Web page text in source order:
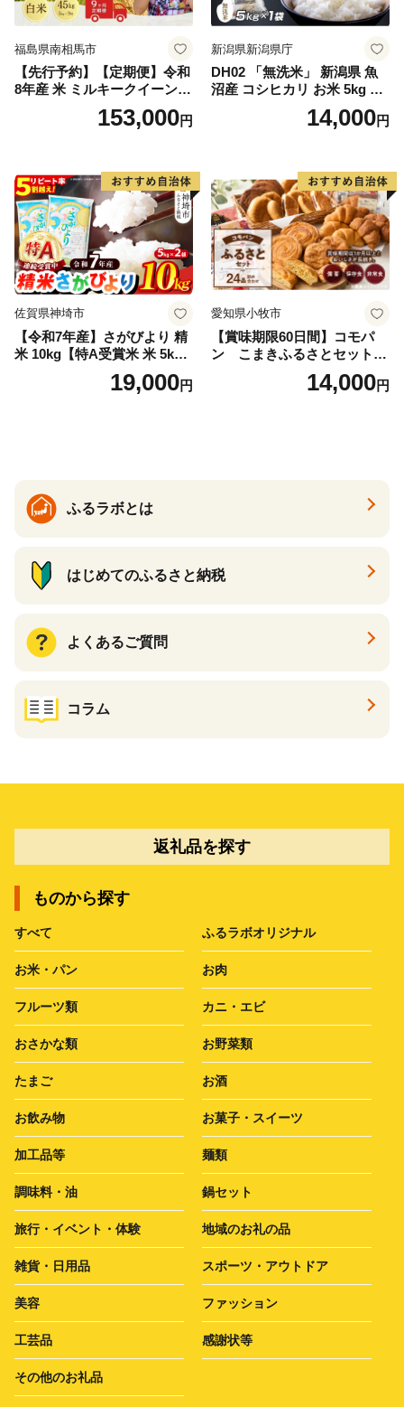
福島県南相馬市
【先行予約】【定期便】令和
8年産 米 ミルキークイーン
白米 45kg (5kg×9回) | ミルキ
ークイーン 米5kg 福島 福島
福島県 南相馬市 cu006-ae
153,000円
新潟県新潟県庁
DH02 「無洗米」 新潟県 魚
沼産 コシヒカリ お米 5kg こ
しひかり 精米 米（お米の美
味しい炊き方ガイド付き）
14,000円
佐賀県神埼市
【令和7年産】さがびより 精
米 10kg【特A受賞米 米 5kg×
2袋 お米 コメ こめ 国産 美味
しい ブランド米 人気 ランキ
19,000円
愛知県小牧市
【賞味期限60日間】コモパ
ン こまきふるさとセット
（24個入り）／災害用備蓄
保存食 非常食 防災グッズに
14,000円
ふるラボとは
はじめてのふるさと納税
よくあるご質問
コラム
返礼品を探す
ものから探す
すべて ふるラボオリジナル
お米・パン お肉
フルーツ類 カニ・エビ
おさかな類 お野菜類
たまご お酒
お飲み物 お菓子・スイーツ
加工品等 麺類
調味料・油 鍋セット
旅行・イベント・体験 地域のお礼の品
雑貨・日用品 スポーツ・アウトドア
美容 ファッション
工芸品 感謝状等
その他のお礼品